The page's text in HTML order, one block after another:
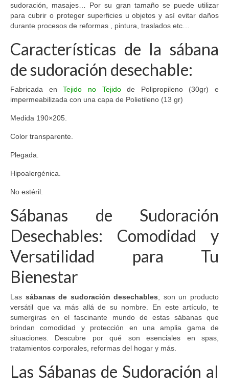
sudoración, masajes… Por su gran tamaño se puede utilizar
para cubrir o proteger superficies u objetos y así evitar daños
durante procesos de reformas , pintura, traslados etc…
Características de la sábana
de sudoración desechable:
Fabricada enTejido no Tejidode Polipropileno (30gr) e
impermeabilizada con una capa de Polietileno (13 gr)
Medida 190×205.
Color transparente.
Plegada.
Hipoalergénica.
No estéril.
Sábanas de Sudoración
Desechables: Comodidad y
Versatilidad para Tu
Bienestar
Las sábanas de sudoración desechables , son un producto
versátil que va más allá de su nombre. En este artículo, te
sumergiras en el fascinante mundo de estas sábanas que
brindan comodidad y protección en una amplia gama de
situaciones. Descubre por qué son esenciales en spas,
tratamientos corporales, reformas del hogar y más.
Las Sábanas de Sudoración al